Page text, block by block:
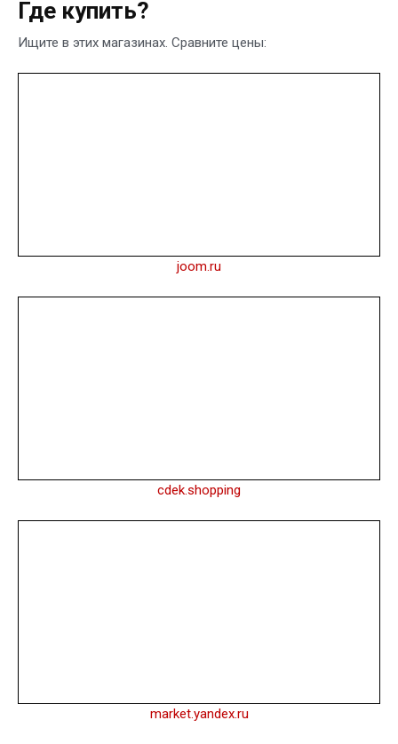
Где купить?
Ищите в этих магазинах. Сравните цены:
joom.ru
cdek.shopping
market.yandex.ru